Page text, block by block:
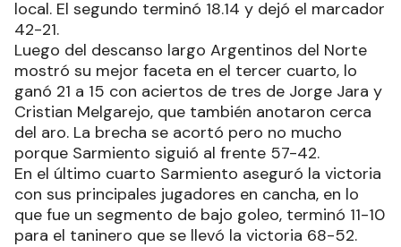
local. El segundo terminó 18.14 y dejó el marcador
42-21.
Luego del descanso largo Argentinos del Norte
mostró su mejor faceta en el tercer cuarto, lo
ganó 21 a 15 con aciertos de tres de Jorge Jara y
Cristian Melgarejo, que también anotaron cerca
del aro. La brecha se acortó pero no mucho
porque Sarmiento siguió al frente 57-42.
En el último cuarto Sarmiento aseguró la victoria
con sus principales jugadores en cancha, en lo
que fue un segmento de bajo goleo, terminó 11-10
para el taninero que se llevó la victoria 68-52.